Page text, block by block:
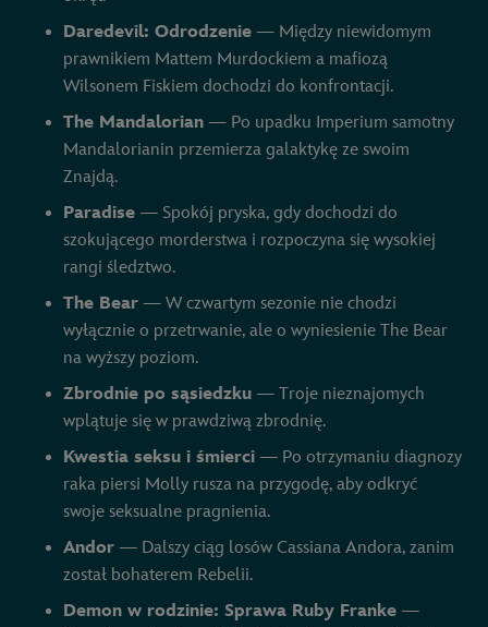
Daredevil: Odrodzenie — Między niewidomym
prawnikiem Mattem Murdockiem a mafiozą
Wilsonem Fiskiem dochodzi do konfrontacji.
The Mandalorian — Po upadku Imperium samotny
Mandalorianin przemierza galaktykę ze swoim
Znajdą.
Paradise — Spokój pryska, gdy dochodzi do
szokującego morderstwa i rozpoczyna się wysokiej
rangi śledztwo.
The Bear — W czwartym sezonie nie chodzi
wyłącznie o przetrwanie, ale o wyniesienie The Bear
na wyższy poziom.
Zbrodnie po sąsiedzku — Troje nieznajomych
wplątuje się w prawdziwą zbrodnię.
Kwestia seksu i śmierci — Po otrzymaniu diagnozy
raka piersi Molly rusza na przygodę, aby odkryć
swoje seksualne pragnienia.
Andor — Dalszy ciąg losów Cassiana Andora, zanim
został bohaterem Rebelii.
Demon w rodzinie: Sprawa Ruby Franke —